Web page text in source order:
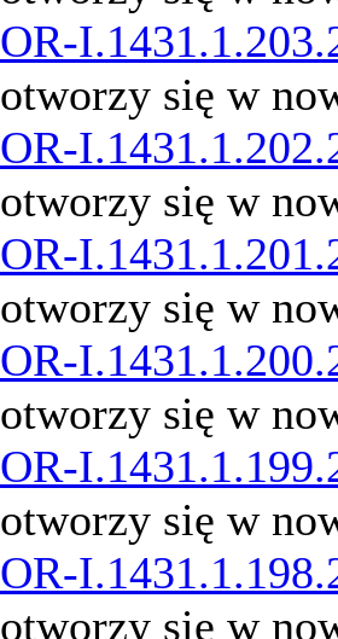
OR-
otworzy się w
OR-
otworzy się w
OR-
otworzy się w
OR-
otworzy się w
OR-
otworzy się w
OR-
otworzy się w